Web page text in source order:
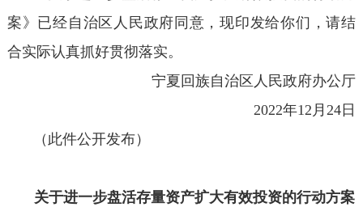
案》已经自治区人民政府同意，现印发给你们，请结
合实际认真抓好贯彻落实。
宁夏回族自治区人民政府办公厅
2022年12月24日
（此件公开发布）
关于进一步盘活存量资产扩大有效投资的行动方案